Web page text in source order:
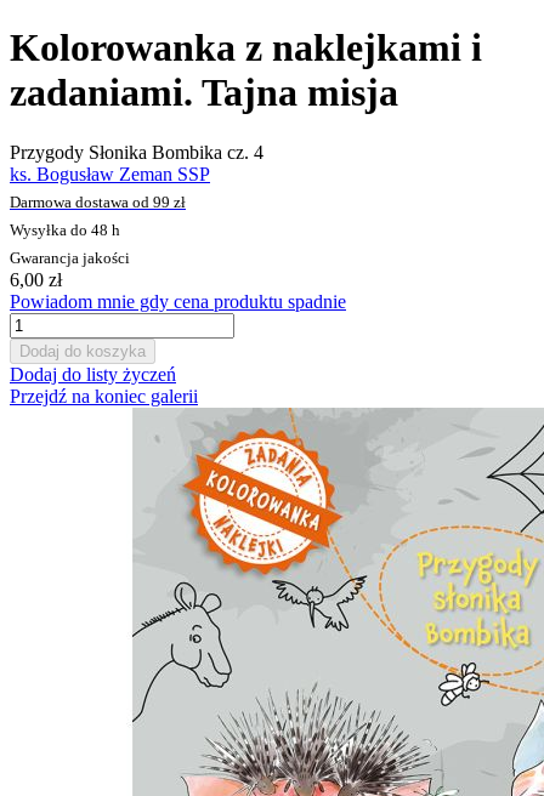
Kolorowanka z naklejkami i
zadaniami. Tajna misja
Przygody Słonika Bombika cz. 4
ks. Bogusław Zeman SSP
Darmowa dostawa od 99 zł
Wysyłka do 48 h
Gwarancja jakości
6,00 zł
Powiadom mnie gdy cena produktu spadnie
Dodaj do koszyka
Dodaj do listy życzeń
Przejdź na koniec galerii